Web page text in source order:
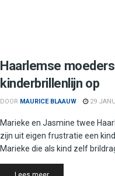
Haarlemse
kinderbrillenlijn op
DOOR MAURICE BLAAUW 29
Marieke en Jasmine twee
zijn uit eigen frustratie een
Marieke die als kind zelf
Details